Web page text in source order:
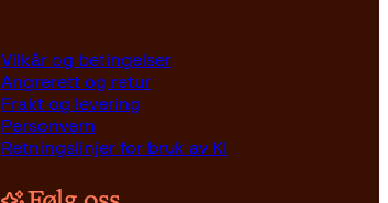
Vilkår og betingelser
Angrerett og retur
Frakt og levering
Personvern
Retningslinjer for bruk av KI